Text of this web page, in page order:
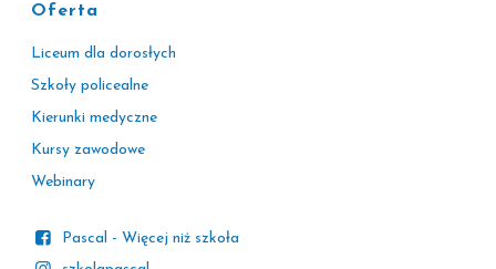
Oferta
Liceum dla dorosłych
Szkoły policealne
Kierunki medyczne
Kursy zawodowe
Webinary
Pascal - Więcej niż szkoła